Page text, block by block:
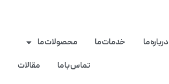
درباره ما خدمات ما
محصولات ما
تماس با ما
مقالات